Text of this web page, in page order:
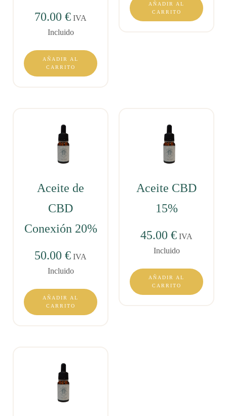
70.00 € IVA
Incluido
AÑADIR AL
CARRITO
AÑADIR AL
CARRITO
Aceite de
CBD
Conexión 20%
50.00 € IVA
Incluido
AÑADIR AL
CARRITO
Aceite CBD
15%
45.00 € IVA
Incluido
AÑADIR AL
CARRITO